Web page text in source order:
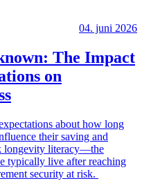
04. juni 2026
The Impact
on
about how long
their saving and
longevity literacy—the
typically live after reaching
security at risk.